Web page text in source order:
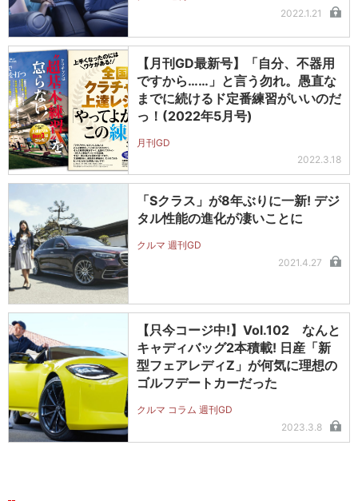
2022.1.21
【月刊GD最新号】「自分、不器用
ですから……」と言う勿れ。愚直な
までに続けるド定番練習がいいのだ
っ！(2022年5月号)
月刊GD
2022.3.18
「Sクラス」が8年ぶりに一新! デジ
タル性能の進化が凄いことに
クルマ 週刊GD
2021.4.27
【只今コージ中!】Vol.102 なんと
キャディバッグ2本積載! 日産「新
型フェアレディZ」が何気に理想の
ゴルフデートカーだった
クルマ コラム 週刊GD
2023.3.8